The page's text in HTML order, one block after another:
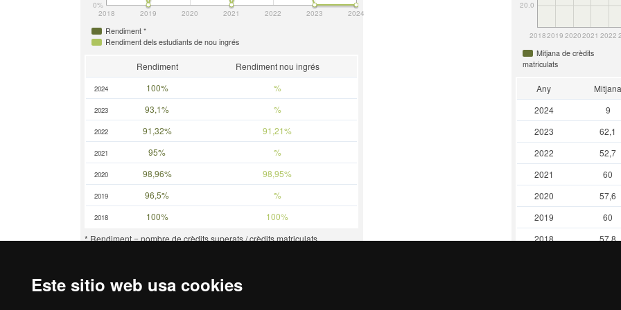
Este sitio web usa cookies
20182019 20202021 2022
20.0
Mitjana de crèdits
matriculats
Any
Mitjana
2024
9
2023
62,1
2022
52,7
2021
60
2020
57,6
2019
60
2018
57,8
2018 2019 2020 2021 2022 2023 2024
0%
Rendiment *
Rendiment dels estudiants de nou ingrés
Rendiment Rendiment nou ingrés
2024 100% %
2023 93,1% %
2022 91,32% 91,21%
2021 95% %
2020 98,96% 98,95%
2019 96,5% %
2018 100%
100%
* Rendiment = nombre de crèdits superats / crèdits matriculats